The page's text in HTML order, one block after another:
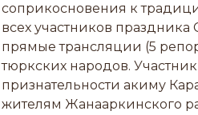
соприкосновения к
всех участников
прямые трансляции (5
тюркских народов.
признательности акиму
жителям Жанааркинского